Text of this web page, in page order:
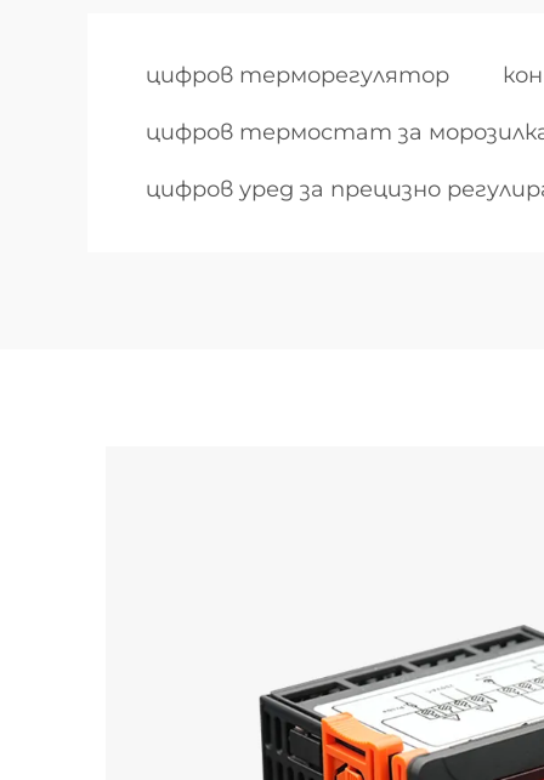
цифров терморегулятор
цифров термостат за
цифров уред за прецизно